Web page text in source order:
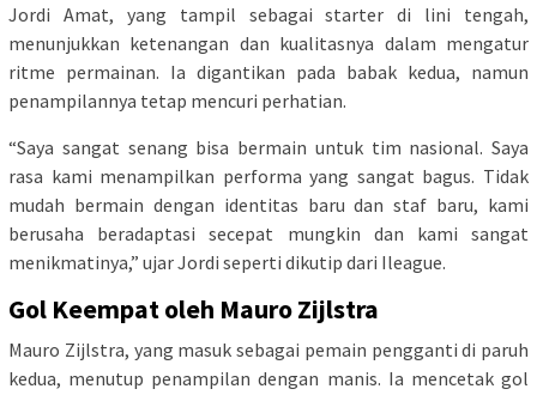
Jordi Amat, yang tampil sebagai starter di lini tengah,
menunjukkan ketenangan dan kualitasnya dalam mengatur
ritme permainan. Ia digantikan pada babak kedua, namun
penampilannya tetap mencuri perhatian.
“Saya sangat senang bisa bermain untuk tim nasional. Saya
rasa kami menampilkan performa yang sangat bagus. Tidak
mudah bermain dengan identitas baru dan staf baru, kami
berusaha beradaptasi secepat mungkin dan kami sangat
menikmatinya,” ujar Jordi seperti dikutip dari Ileague.
Gol Keempat oleh Mauro Zijlstra
Mauro Zijlstra, yang masuk sebagai pemain pengganti di paruh
kedua, menutup penampilan dengan manis. Ia mencetak gol